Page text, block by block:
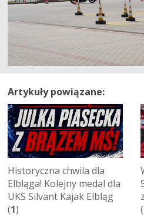
Artykuły powiązane:
Historyczna chwila dla
Elbląga! Kolejny medal dla
UKS Silvant Kajak Elbląg
(1)
(